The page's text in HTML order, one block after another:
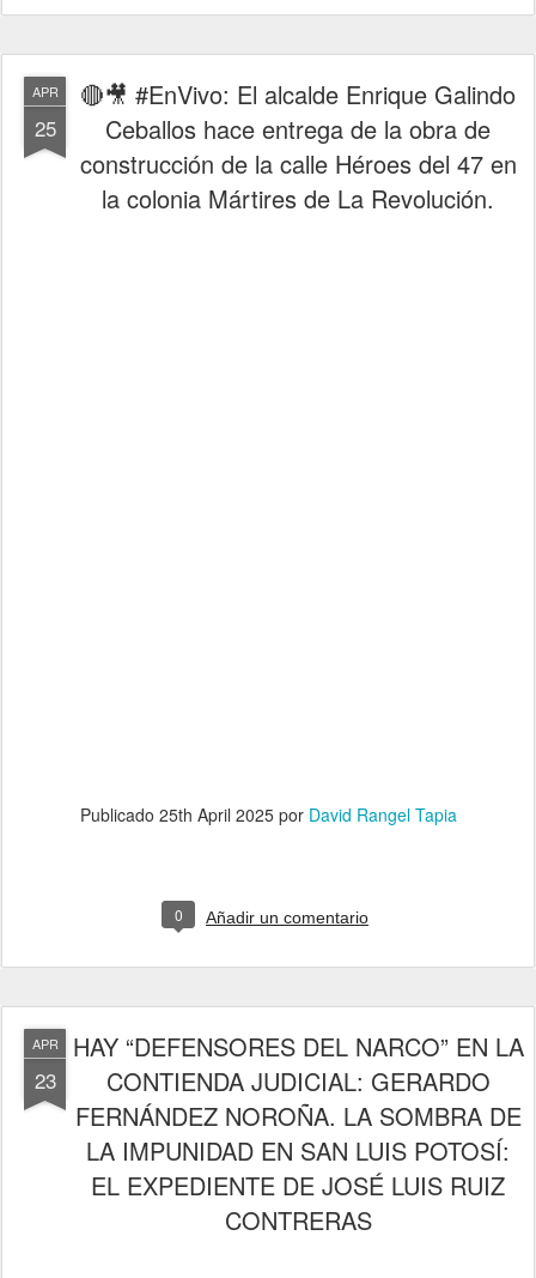
APR
25
🔴🎥 #EnVivo: El alcalde Enrique Galindo
Ceballos hace entrega de la obra de
construcción de la calle Héroes del 47 en
la colonia Mártires de La Revolución.
Publicado 25th April 2025por David Rangel Tapia
0 Añadir un comentario
APR
23
HAY “DEFENSORES DEL NARCO” EN LA
CONTIENDA JUDICIAL: GERARDO
FERNÁNDEZ NOROÑA. LA SOMBRA DE
LA IMPUNIDAD EN SAN LUIS POTOSÍ:
EL EXPEDIENTE DE JOSÉ LUIS RUIZ
CONTRERAS